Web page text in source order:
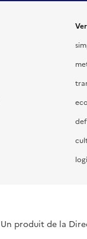
Un produit de la